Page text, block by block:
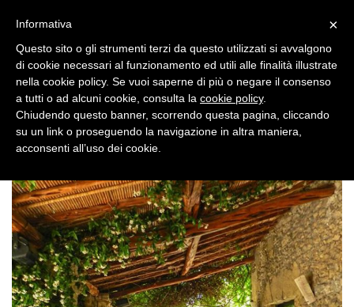
Toggle
Toggle
navigation
×
Informativa
Questo sito o gli strumenti terzi da questo utilizzati si avvalgono
di cookie necessari al funzionamento ed utili alle finalità illustrate
nella cookie policy. Se vuoi saperne di più o negare il consenso
a tutti o ad alcuni cookie, consulta la cookie policy.
Chiudendo questo banner, scorrendo questa pagina, cliccando
su un link o proseguendo la navigazione in altra maniera,
acconsenti all’uso dei cookie.